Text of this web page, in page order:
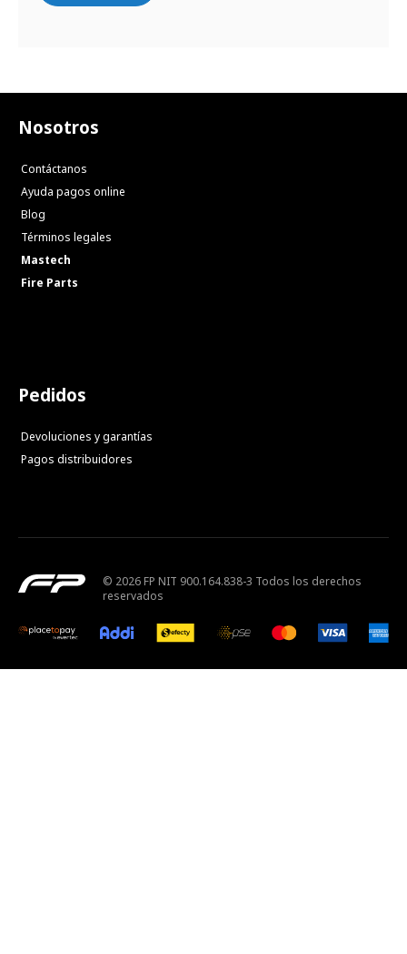
Nosotros
Contáctanos
Ayuda pagos online
Blog
Términos legales
Mastech
Fire Parts
Pedidos
Devoluciones y garantías
Pagos distribuidores
© 2026 FP NIT 900.164.838-3 Todos los derechos
reservados